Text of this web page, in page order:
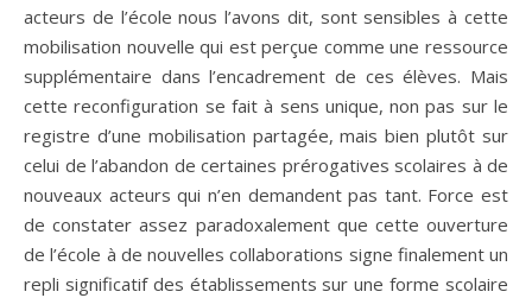
acteurs de l’école nous l’avons dit, sont sensibles à cette
mobilisation nouvelle qui est perçue comme une ressource
supplémentaire dans l’encadrement de ces élèves. Mais
cette reconfiguration se fait à sens unique, non pas sur le
registre d’une mobilisation partagée, mais bien plutôt sur
celui de l’abandon de certaines prérogatives scolaires à de
nouveaux acteurs qui n’en demandent pas tant. Force est
de constater assez paradoxalement que cette ouverture
de l’école à de nouvelles collaborations signe finalement un
repli significatif des établissements sur une forme scolaire